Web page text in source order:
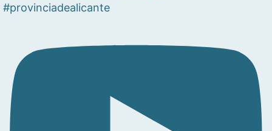
#provinciadealicante